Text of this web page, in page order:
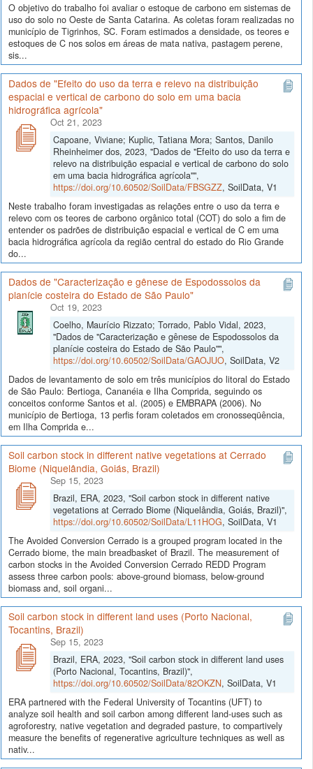
O objetivo do trabalho foi avaliar o estoque de carbono em sistemas de
uso do solo no Oeste de Santa Catarina. As coletas foram realizadas no
município de Tigrinhos, SC. Foram estimados a densidade, os teores e
estoques de C nos solos em áreas de mata nativa, pastagem perene,
sis...
Dados de "Efeito do uso da terra e relevo na distribuição
espacial e vertical de carbono do solo em uma bacia
hidrográfica agrícola"
Oct 21, 2023
Capoane, Viviane; Kuplic, Tatiana Mora; Santos, Danilo
Rheinheimer dos, 2023, "Dados de "Efeito do uso da terra e
relevo na distribuição espacial e vertical de carbono do solo
em uma bacia hidrográfica agrícola"",
https://doi.org/10.60502/SoilData/FBSGZZ, SoilData, V1
Neste trabalho foram investigadas as relações entre o uso da terra e
relevo com os teores de carbono orgânico total (COT) do solo a fim de
entender os padrões de distribuição espacial e vertical de C em uma
bacia hidrográfica agrícola da região central do estado do Rio Grande
do...
Dados de "Caracterização e gênese de Espodossolos da
planície costeira do Estado de São Paulo"
Oct 19, 2023
Coelho, Maurício Rizzato; Torrado, Pablo Vidal, 2023,
"Dados de "Caracterização e gênese de Espodossolos da
planície costeira do Estado de São Paulo"",
https://doi.org/10.60502/SoilData/GAOJUO, SoilData, V2
Dados de levantamento de solo em três municípios do litoral do Estado
de São Paulo: Bertioga, Cananéia e Ilha Comprida, seguindo os
conceitos conforme Santos et al. (2005) e EMBRAPA (2006). No
município de Bertioga, 13 perfis foram coletados em cronosseqüência,
em Ilha Comprida e...
Soil carbon stock in different native vegetations at Cerrado
Biome (Niquelândia, Goiás, Brazil)
Sep 15, 2023
Brazil, ERA, 2023, "Soil carbon stock in different native
vegetations at Cerrado Biome (Niquelândia, Goiás, Brazil)",
https://doi.org/10.60502/SoilData/L11HOG, SoilData, V1
The Avoided Conversion Cerrado is a grouped program located in the
Cerrado biome, the main breadbasket of Brazil. The measurement of
carbon stocks in the Avoided Conversion Cerrado REDD Program
assess three carbon pools: above-ground biomass, below-ground
biomass and, soil organi...
Soil carbon stock in different land uses (Porto Nacional,
Tocantins, Brazil)
Sep 15, 2023
Brazil, ERA, 2023, "Soil carbon stock in different land uses
(Porto Nacional, Tocantins, Brazil)",
https://doi.org/10.60502/SoilData/82OKZN, SoilData, V1
ERA partnered with the Federal University of Tocantins (UFT) to
analyze soil health and soil carbon among different land-uses such as
agroforestry, native vegetation and degraded pasture, to compartively
measure the benefits of regenerative agriculture techniques as well as
nativ...